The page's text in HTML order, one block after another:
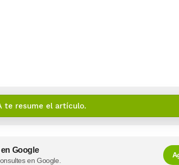
te resume el artículo.
Google
en Google.